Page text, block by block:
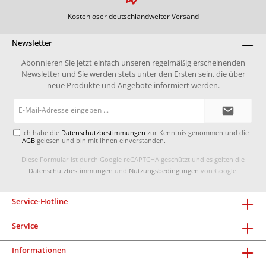
Kostenloser deutschlandweiter Versand
Newsletter
Abonnieren Sie jetzt einfach unseren regelmäßig erscheinenden
Newsletter und Sie werden stets unter den Ersten sein, die über
neue Produkte und Angebote informiert werden.
Ich habe die Datenschutzbestimmungen zur Kenntnis genommen und die
AGB gelesen und bin mit ihnen einverstanden.
Diese Formular ist durch Google reCAPTCHA geschützt und es gelten die
Datenschutzbestimmungen und Nutzungsbedingungen von Google.
Service-Hotline
Service
Informationen